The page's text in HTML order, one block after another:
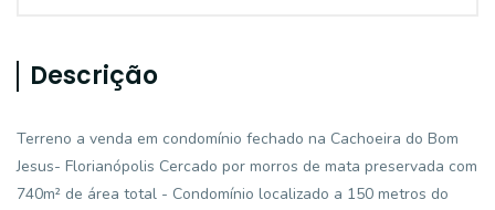
Descrição
Terreno a venda em condomínio fechado na Cachoeira do Bom
Jesus- Florianópolis Cercado por morros de mata preservada com
740m² de área total - Condomínio localizado a 150 metros do